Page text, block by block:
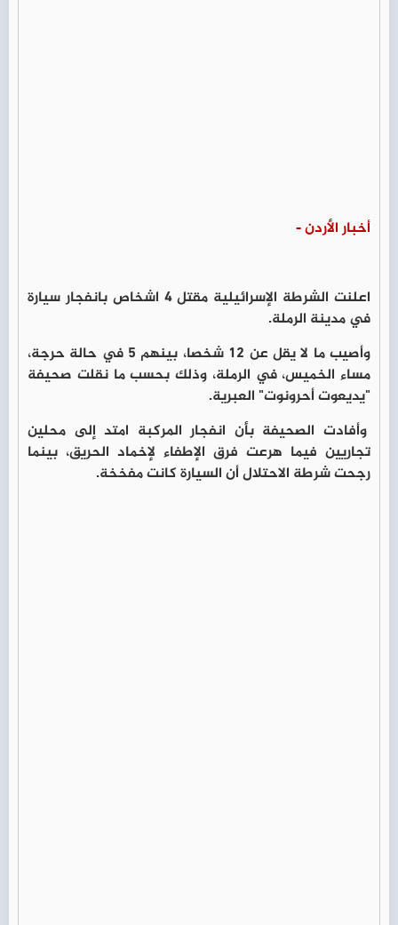
أخبار الأردن -
اعلنت الشرطة الإسرائيلية مقتل 4 اشخاص بانفجار سيارة
في مدينة الرملة.
وأصيب ما لا يقل عن 12 شخصا، بينهم 5 في حالة حرجة،
مساء الخميس، في الرملة، وذلك بحسب ما نقلت صحيفة
"يديعوت أحرونوت" العبرية.
وأفادت الصحيفة بأن انفجار المركبة امتد إلى محلين
تجاريين فيما هرعت فرق الإطفاء لإخماد الحريق، بينما
رجحت شرطة الاحتلال أن السيارة كانت مفخخة.